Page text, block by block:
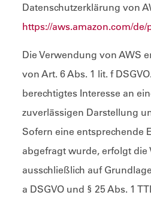
Datenschutzerklärung von
https://aws.amazon.com/de/
Die Verwendung von AWS
von Art. 6 Abs. 1 lit. f
berechtigtes Interesse an
zuverlässigen Darstellung
Sofern eine entsprechende
abgefragt wurde, erfolgt die
ausschließlich auf
a DSGVO und § 25 Abs. 1